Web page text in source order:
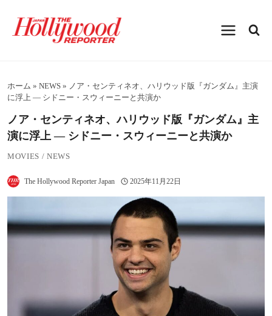
プホーム » NEWS » ノア・センティネオ、ハリウッド版『ガンダム』主演
に浮上 — シドニー・スウィーニーと共演か
ノア・センティネオ、ハリウッド版『ガンダム』主
演に浮上 — シドニー・スウィーニーと共演か
MOVIES / NEWS
The Hollywood Reporter Japan 2025年11月22日